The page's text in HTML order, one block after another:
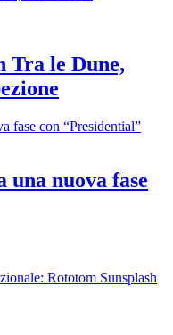
Tra le Dune,
nuova fase